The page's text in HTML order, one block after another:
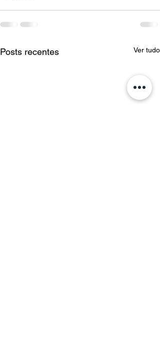
Posts recentes Ver tudo